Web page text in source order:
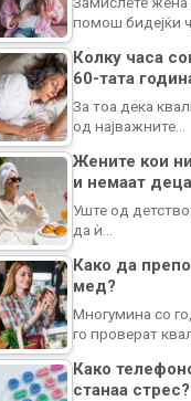
помош бидејќи
Колку часа
60-тата
За тоа дека
од најважните…
Жените кои
и немаат
Уште од
да ѝ…
Како да
мед?
Многумина со
го проверат
Како
станаа стрес?